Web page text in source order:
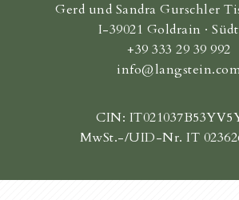
Gerd und Sandra Gurschler
I-39021 Goldrain ·
+39 333 29 39 992
CIN:
MwSt.-/UID-Nr. IT